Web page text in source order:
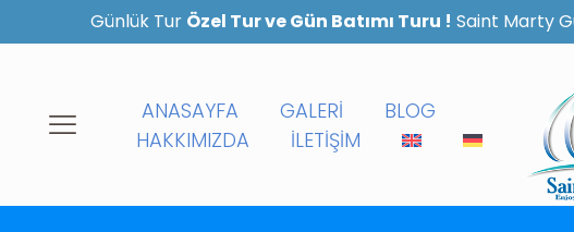
Günlük Tur Özel Tur ve Gün Batımı Turu ! Saint Marty
ANASAYFA GALERİ
BLOG
HAKKIMIZDA
İLETİŞİM